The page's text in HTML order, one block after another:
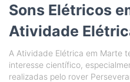
Sons Elétricos
Atividade
A Atividade Elétrica em Marte
interesse científico,
realizadas pelo rover